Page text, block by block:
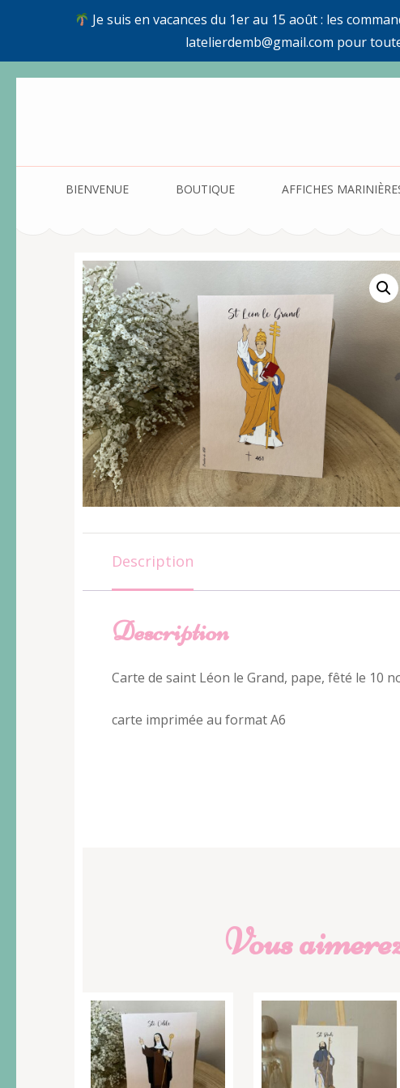
Je suis en vacances du 1er au 15 août : les
latelierdemb@gmail.com pour
BIENVENUE BOUTIQUE AFFICHES
Description
Description
Carte de saint Léon le Grand, pape, fêté le 10
carte imprimée au format A6
Vous